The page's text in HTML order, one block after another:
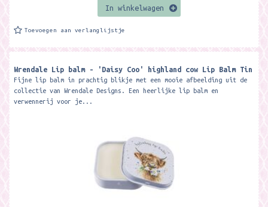
In winkelwagen
Toevoegen aan verlanglijstje
Wrendale Lip balm - 'Daisy Coo' highland cow Lip Balm Tin
Fijne lip balm in prachtig blikje met een mooie afbeelding uit de
collectie van Wrendale Designs. Een heerlijke lip balm en
verwennerij voor je...